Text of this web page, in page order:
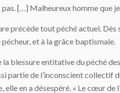
[…] Malheureux homme que
précède tout péché actuel.
et à la grâce baptismale.
blessure entitative du péché
partie de l’inconscient
elle en a désespéré. « Le cœur